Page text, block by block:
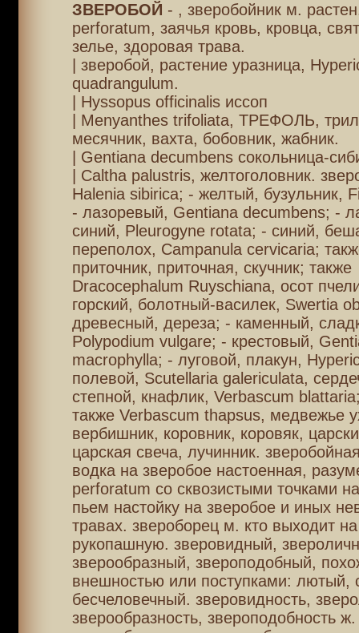
ЗВЕРОБОЙ - , зверобойник м.
perforatum, заячья кровь, кровца,
зелье, здоровая трава.
| зверобой, растение уразница,
quadrangulum.
| Hyssopus officinalis иссоп
| Menyanthes trifoliata, ТРЕФОЛЬ,
месячник, вахта, бобовник, жабник.
| Gentiana decumbens сокольница-
| Caltha palustris, желтоголовник.
Halenia sibirica; - желтый, бузульник,
- лазоревый, Gentiana decumbens; -
синий, Pleurogyne rotata; - синий,
переполох, Campanula cervicaria;
приточник, приточная, скучник; также
Dracocephalum Ruyschiana, осот
горский, болотный-василек, Swertia
древесный, дереза; - каменный,
Polypodium vulgare; - крестовый,
macrophylla; - луговой, плакун,
полевой, Scutellaria galericulata,
степной, кнафлик, Verbascum
также Verbascum thapsus, медвежье
вербишник, коровник, коровяк,
царская свеча, лучинник.
водка на зверобое настоенная,
perforatum со сквозистыми точками
пьем настойку на зверобое и иных
травах. звероборец м. кто выходит
рукопашную. зверовидный,
зверообразный, звероподобный,
внешностью или поступками: лютый,
бесчеловечный. зверовидность,
зверообразность, звероподобность ж.